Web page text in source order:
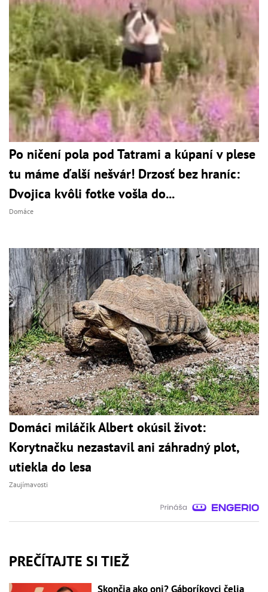
Po ničení pola pod Tatrami a kúpaní v plese
tu máme ďalší nešvár! Drzosť bez hraníc:
Dvojica kvôli fotke vošla do...
Domáce
Domáci miláčik Albert okúsil život:
Korytnačku nezastavil ani záhradný plot,
utiekla do lesa
Zaujímavosti
PREČÍTAJTE SI TIEŽ
Skončia ako oni? Gáboríkovci čelia